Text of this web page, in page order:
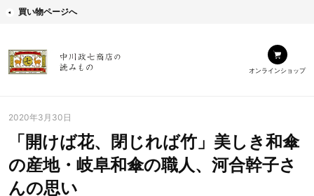
買い物ページへ
オンラインショップ
2020年3月30日
「開けば花、閉じれば竹」美しき和傘
の産地・岐阜和傘の職人、河合幹子さ
んの思い